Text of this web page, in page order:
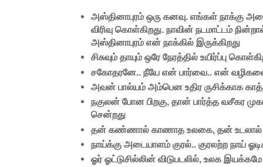
அஸ்தினாபுரம் ஒரு கனவு. எங்கள் நாக்கு
விரிவு கொள்கிறது. நாவின் நடமாட்டம்
அஸ்தினாபுரம் என் நாக்கில் இருக்கிறது
சிசுவும் தாயும் ஒரே நேரத்தில் உயிர்ப்பு
சகோதரனே.. நீயே என் பார்வை.. என் வழிகளை
அவன் பால்யம் அம்பென உதிர ருசிக்காக
நகுலன் போன பிறகு, தான் பார்த்த வசீகர
சென்றது
தன் கண்ணால் காணாத உலகை, தன் உடலால்
நாய்க்கு அடையாளம் குரல்.. குரலற்ற நாய்
ஓர் ஓட்டுசில்லின் விடுபடலில், உலக இயக்கமே